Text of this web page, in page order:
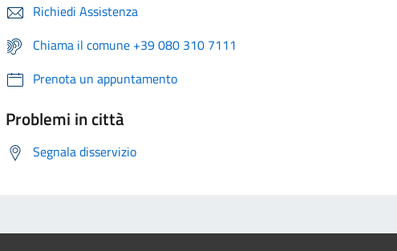
Richiedi Assistenza
Chiama il comune +39 080 310 7111
Prenota un appuntamento
Problemi in città
Segnala disservizio